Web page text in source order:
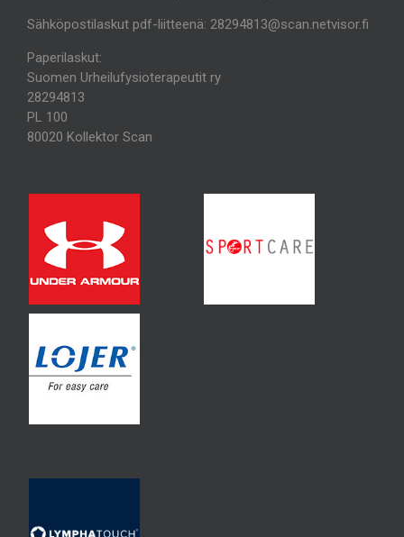
Sähköpostilaskut pdf-liitteenä: 28294813@scan.netvisor.fi
Paperilaskut:
Suomen Urheilufysioterapeutit ry
28294813
PL 100
80020 Kollektor Scan